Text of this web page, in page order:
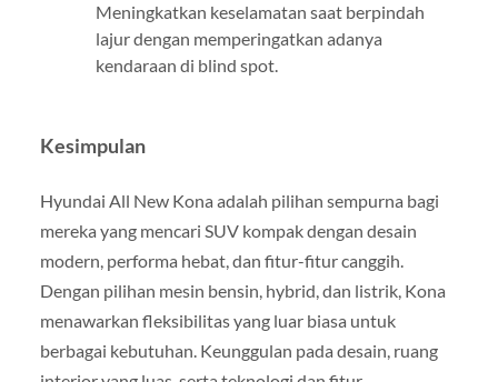
Meningkatkan keselamatan saat berpindah
lajur dengan memperingatkan adanya
kendaraan di blind spot.
Kesimpulan
Hyundai All New Kona adalah pilihan sempurna bagi
mereka yang mencari SUV kompak dengan desain
modern, performa hebat, dan fitur-fitur canggih.
Dengan pilihan mesin bensin, hybrid, dan listrik, Kona
menawarkan fleksibilitas yang luar biasa untuk
berbagai kebutuhan. Keunggulan pada desain, ruang